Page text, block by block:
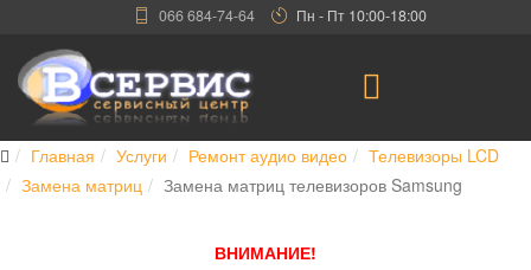
066 684-74-64 Пн - Пт 10:00-18:00
Главная Услуги Ремонт аудио видео
Телевизоры LCD
Замена матриц
Замена матриц телевизоров Samsung
ВНИМАНИЕ!